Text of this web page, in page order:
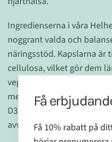
Ingredienserna i våra
noggrant valda och
näringsstöd. Kapslarna är
cellulosa, vilket gör dem
veganer. Med en fyllning
menakinon-7 (vitamin K2)
D3*) blandat med
avvägd dos av
Få
Få 10% rabatt på